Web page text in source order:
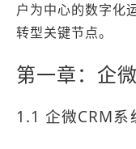
户为中心的数字化
转型关键节点。
第一章：企
1.1 企微CRM系